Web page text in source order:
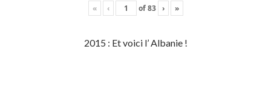
« ‹ of83 › »
2015 : Et voici l’ Albanie !